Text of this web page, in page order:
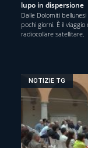
lupo in dispersione
Dalle Dolomiti
pochi giorni. È il
radiocollare satellitare,
NOTIZIE TG